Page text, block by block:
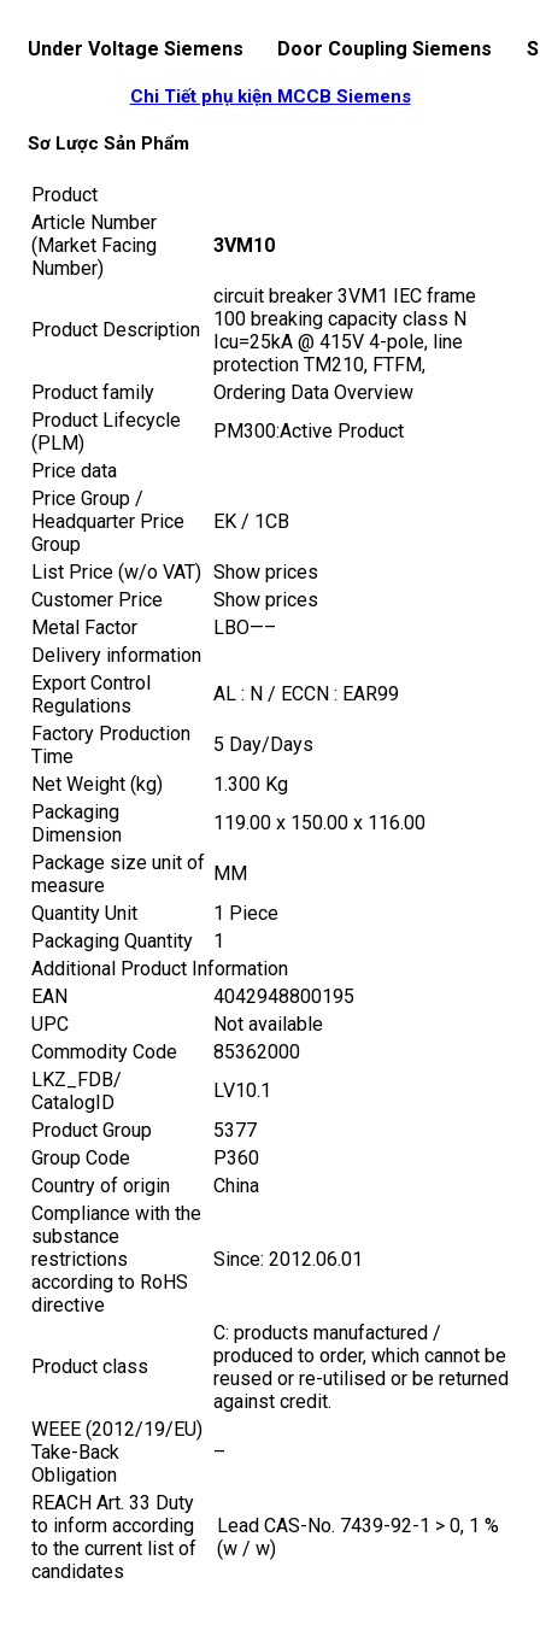
Under Voltage Siemens Door Coupling Siemens
Chi Tiết phụ kiện MCCB Siemens
Sơ Lược Sản Phẩm
Product
Article Number
(Market Facing
Number)
3VM10
Product Description
circuit breaker 3VM1 IEC frame
100 breaking capacity class N
Icu=25kA @ 415V 4-pole, line
protection TM210, FTFM,
Product family
Ordering Data Overview
Product Lifecycle
(PLM)
PM300:Active Product
Price data
Price Group /
Headquarter Price
Group
EK / 1CB
List Price (w/o VAT) Show prices
Customer Price
Show prices
Metal Factor
LBO—–
Delivery information
Export Control
Regulations
AL : N / ECCN : EAR99
Factory Production
Time
5 Day/Days
Net Weight (kg)
1.300 Kg
Packaging
Dimension
119.00 x 150.00 x 116.00
Package size unit of
measure
MM
Quantity Unit
1 Piece
Packaging Quantity
1
Additional Product Information
EAN
4042948800195
UPC
Not available
Commodity Code
85362000
LKZ_FDB/
CatalogID
LV10.1
Product Group
5377
Group Code
P360
Country of origin
China
Compliance with the
substance
restrictions
according to RoHS
directive
Since: 2012.06.01
Product class
C: products manufactured /
produced to order, which cannot be
reused or re-utilised or be returned
against credit.
WEEE (2012/19/EU)
Take-Back
Obligation
–
REACH Art. 33 Duty
to inform according
to the current list of
candidates
Lead CAS-No. 7439-92-1 > 0, 1 %
(w / w)